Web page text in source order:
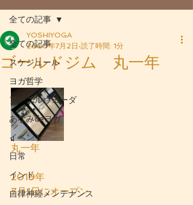
全ての記事
スケジュール
ヨガ哲学
アーユルヴェーダ
あなみdeヨガ
イベント
日常
インド
自律神経メンテナンス
全ての記事
ゴールドジム 丸一年
YOSHIYOGA
2020年7月2日 読了時間: 1分
丸一年
2019年
7月1日にオープン